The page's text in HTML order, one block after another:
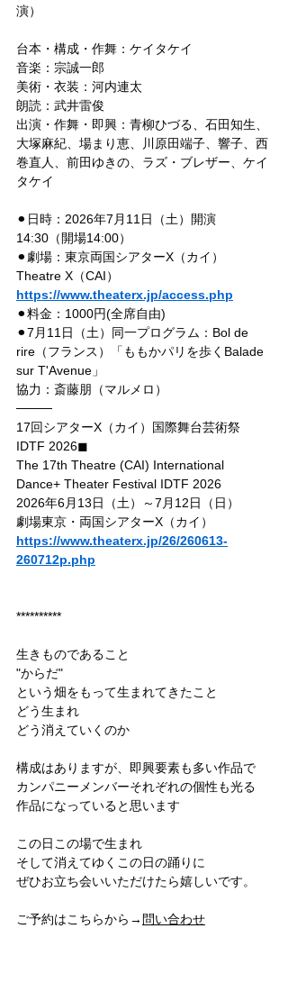
演）
台本・構成・作舞：ケイタケイ
音楽：宗誠一郎
美術・衣装：河内連太
朗読：武井雷俊
出演・作舞・即興：青柳ひづる、石田知生、
大塚麻紀、場まり恵、川原田端子、響子、西
巻直人、前田ゆきの、ラズ・ブレザー、ケイ
タケイ
⚫︎日時：2026年7月11日（土）開演
14:30（開場14:00）
⚫︎劇場：東京両国シアターX（カイ）
Theatre X（CAI）
https://www.theaterx.jp/access.php
⚫︎料金：1000円(全席自由)
⚫︎7月11日（土）同一プログラム：Bol de
rire（フランス）「ももかパリを歩くBalade
sur T'Avenue」
協力：斎藤朋（マルメロ）
────
17回シアターX（カイ）国際舞台芸術祭
IDTF 2026◼︎
The 17th Theatre (CAI) International
Dance+ Theater Festival IDTF 2026
2026年6月13日（土）～7月12日（日）
劇場東京・両国シアターX（カイ）
https://www.theaterx.jp/26/260613-
260712p.php
**********
生きものであること
"からだ"
という畑をもって生まれてきたこと
どう生まれ
どう消えていくのか
構成はありますが、即興要素も多い作品で
カンパニーメンバーそれぞれの個性も光る
作品になっていると思います
この日この場で生まれ
そして消えてゆくこの日の踊りに
ぜひお立ち会いいただけたら嬉しいです。
ご予約はこちらから→ 問い合わせ